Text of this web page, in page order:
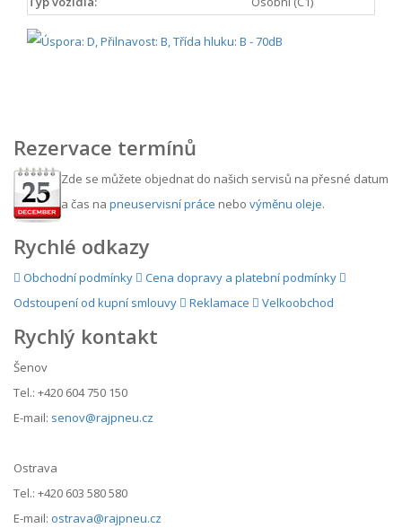
Rezervace termínů
Zde se můžete objednat do našich servisů na přesné datum
a čas na pneuservisní práce nebo výměnu oleje.
Rychlé odkazy
Obchodní podmínky
Cena dopravy a platební podmínky
Odstoupení od kupní smlouvy
Reklamace Velkoobchod
Rychlý kontakt
Šenov
Tel.: +420 604 750 150
E-mail: senov@rajpneu.cz
Ostrava
Tel.: +420 603 580 580
E-mail: ostrava@rajpneu.cz